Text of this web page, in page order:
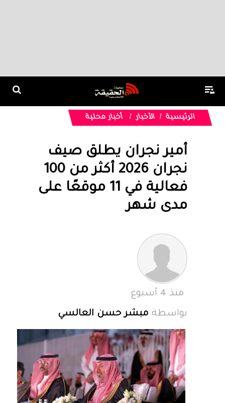
الرئيسية الأخبار أخبار محلية
أمير نجران يطلق صيف
نجران 2026 أكثر من 100
فعالية في 11 موقعًا على
مدى شهر
منذ 4 أسبوع
بواسطة مبشر حسن العالسي